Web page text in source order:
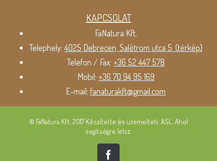
KAPCSOLAT
FaNatura Kft.
Telephely:4025 Debrecen, Salétrom utca 5. (térkép)
Telefon / Fax: +36 52 447 578
Mobil: +36 70 94 95 169
E-mail: fanaturakft@gmail.com
© FaNatura Kft. 2017 Készítette és üzemelteti: ASL, Ahol
segítségre lelsz.